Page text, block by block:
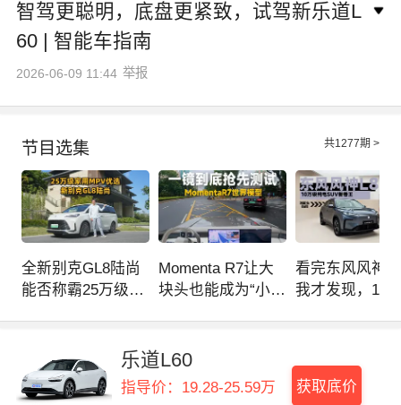
智驾更聪明，底盘更紧致，试驾新乐道L
60 | 智能车指南
2026-06-09 11:44 举报
节目选集 共1277期 >
全新别克GL8陆尚
能否称霸25万级家
Momenta R7让大
块头也能成为“小路
看完东风风神
我才发现，10
乐道L60
指导价：19.28-25.59万 获取底价